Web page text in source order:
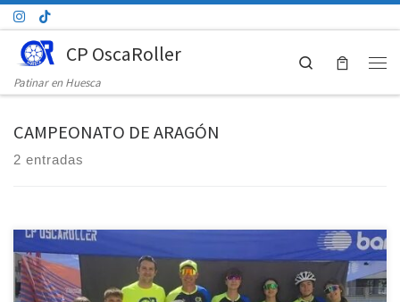
Saltar al contenido
CP OscaRoller
Patinar en Huesca
Search
CAMPEONATO DE ARAGÓN
2 entradas